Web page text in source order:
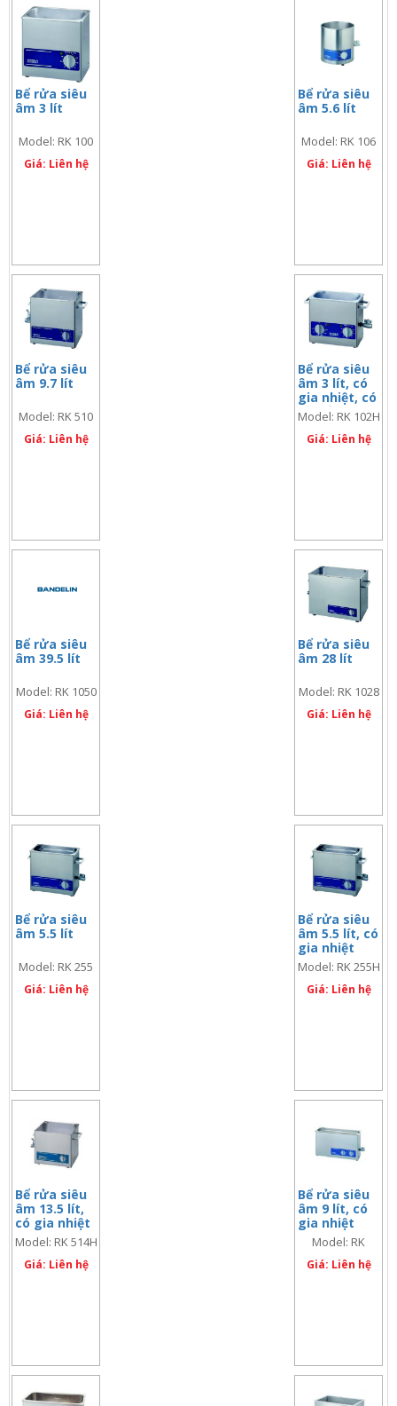
Bể rửa siêu
âm 3 lít
Model: RK 100
Giá: Liên hệ
Bể rửa siêu
âm 5.6 lít
Model: RK 106
Giá: Liên hệ
Bể rửa siêu
âm 9.7 lít
Model: RK 510
Giá: Liên hệ
Bể rửa siêu
âm 3 lít, có
gia nhiệt, có
tay cầm
Model: RK 102H
Giá: Liên hệ
Bể rửa siêu
âm 39.5 lít
Model: RK 1050
Giá: Liên hệ
Bể rửa siêu
âm 28 lít
Model: RK 1028
Giá: Liên hệ
Bể rửa siêu
âm 5.5 lít
Model: RK 255
Giá: Liên hệ
Bể rửa siêu
âm 5.5 lít, có
gia nhiệt
Model: RK 255H
Giá: Liên hệ
Bể rửa siêu
âm 13.5 lít,
có gia nhiệt
Model: RK 514H
Giá: Liên hệ
Bể rửa siêu
âm 9 lít, có
gia nhiệt
Model: RK
156BH
Giá: Liên hệ